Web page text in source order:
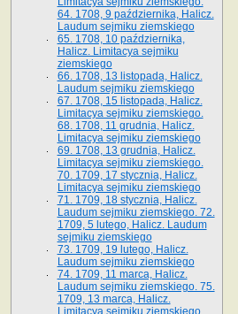
64. 1708, 9 października, Halicz.
Laudum sejmiku ziemskiego
65­. 1708, 10 października,
Halicz. Limitacya sejmiku
ziemskiego
66. 1708, 13 listopada, Halicz.
Laudum sejmiku ziemskiego
67. 1708, 15 listopada, Halicz.
Limitacya sejmiku ziemskiego.
68. 1708, 11 grudnia, Halicz.
Limitacya sejmiku ziemskiego
69. 1708, 13 grudnia, Halicz.
Limitacya sejmiku ziemskiego.
70. 1709, 17 stycznia, Halicz.
Limitacya sejmiku ziemskiego
71. 1709, 18 stycznia, Halicz.
Laudum sejmiku ziemskiego. 72.
1709, 5 lutego, Halicz. Laudum
sejmiku ziemskiego
73. 1709, 19 lutego, Halicz.
Laudum sejmiku ziemskiego
74. 1709, 11 marca, Halicz.
Laudum sejmiku ziemskiego. 75.
1709, 13 marca, Halicz.
Limitacya sejmiku ziemskiego